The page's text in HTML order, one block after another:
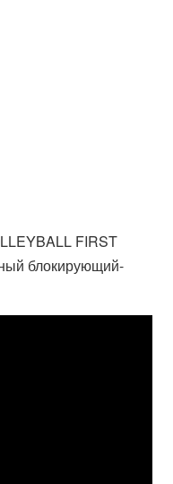
FIRST
блокирующий-